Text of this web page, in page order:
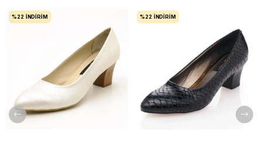
%22 İNDIRIM %22 İNDIRIM